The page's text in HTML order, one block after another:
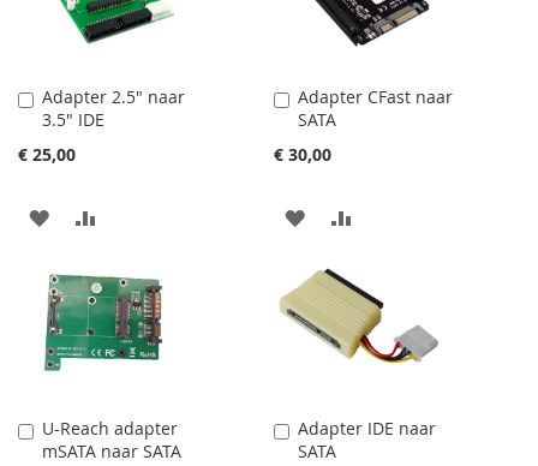
VERLANGLIJST
VERGELIJKEN VERLANGLIJST
VERGELIJKEN
Adapter 2.5" naar
3.5" IDE
€ 25,00
In
Winkelwagen
VOEG
AAN
VERLANGLIJST
TE
VERGELIJKEN
Adapter CFast naar
SATA
€ 30,00
In
Winkelwagen
VOEG
AAN
VERLANGLIJST
TE
VERGELIJKEN
U-Reach adapter
mSATA naar SATA
In
Winkelwagen
Adapter IDE naar
SATA
In
Winkelwagen